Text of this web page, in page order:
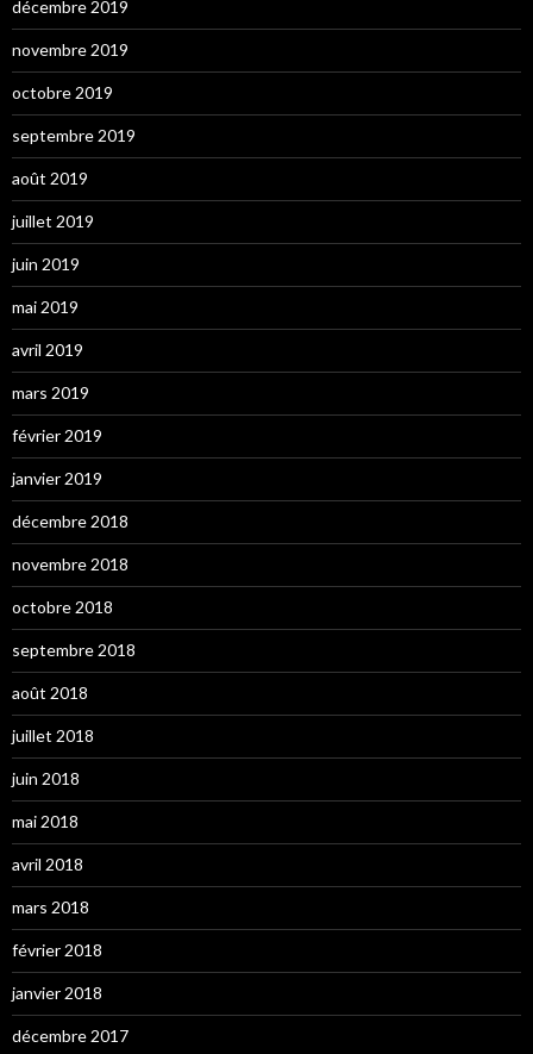
décembre 2019
novembre 2019
octobre 2019
septembre 2019
août 2019
juillet 2019
juin 2019
mai 2019
avril 2019
mars 2019
février 2019
janvier 2019
décembre 2018
novembre 2018
octobre 2018
septembre 2018
août 2018
juillet 2018
juin 2018
mai 2018
avril 2018
mars 2018
février 2018
janvier 2018
décembre 2017